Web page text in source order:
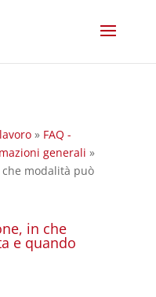
» FAQ -
generali »
modalità può
in che
e quando